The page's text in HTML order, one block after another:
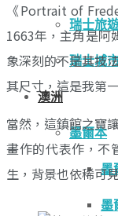
瑞士旅
瑞士城
澳洲
墨爾本
墨
墨
《Portrait of
1663年，主角是阿
象深刻的不是其技
其尺寸，這是我第
當然，這鎮館之寶
畫作的代表作，不
生，背景也依稀可